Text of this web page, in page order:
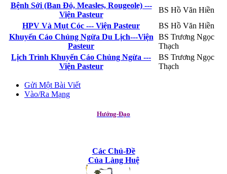
Bệnh Sởi (Ban Đỏ, Measles, Rougeole) ---
Viện Pasteur
BS Hồ Văn Hiền
HPV Và Mụt Cóc --- Viện Pasteur
BS Hồ Văn Hiền
Khuyến Cáo Chủng Ngừa Du Lịch---Viện
Pasteur
BS Trương Ngọc
Thạch
Lịch Trình Khuyến Cáo Chủng Ngừa ---
Viện Pasteur
BS Trương Ngọc
Thạch
Gửi Một Bài Viết
Vào/Ra Mạng
Hướng-Đạo
Các Chủ-Đề
Của Làng Huệ